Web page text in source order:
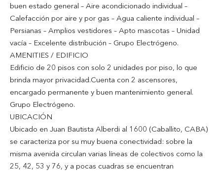
buen estado general – Aire acondicionado individual –
Calefacción por aire y por gas – Agua caliente individual –
Persianas – Amplios vestidores – Apto mascotas – Unidad
vacía – Excelente distribución – Grupo Electrógeno.
AMENITIES / EDIFICIO
Edificio de 20 pisos con solo 2 unidades por piso, lo que
brinda mayor privacidad.Cuenta con 2 ascensores,
encargado permanente y buen mantenimiento general.
Grupo Electrógeno.
UBICACIÓN
Ubicado en Juan Bautista Alberdi al 1600 (Caballito, CABA)
se caracteriza por su muy buena conectividad: sobre la
misma avenida circulan varias líneas de colectivos como la
25, 42, 53 y 76, y a pocas cuadras se encuentran